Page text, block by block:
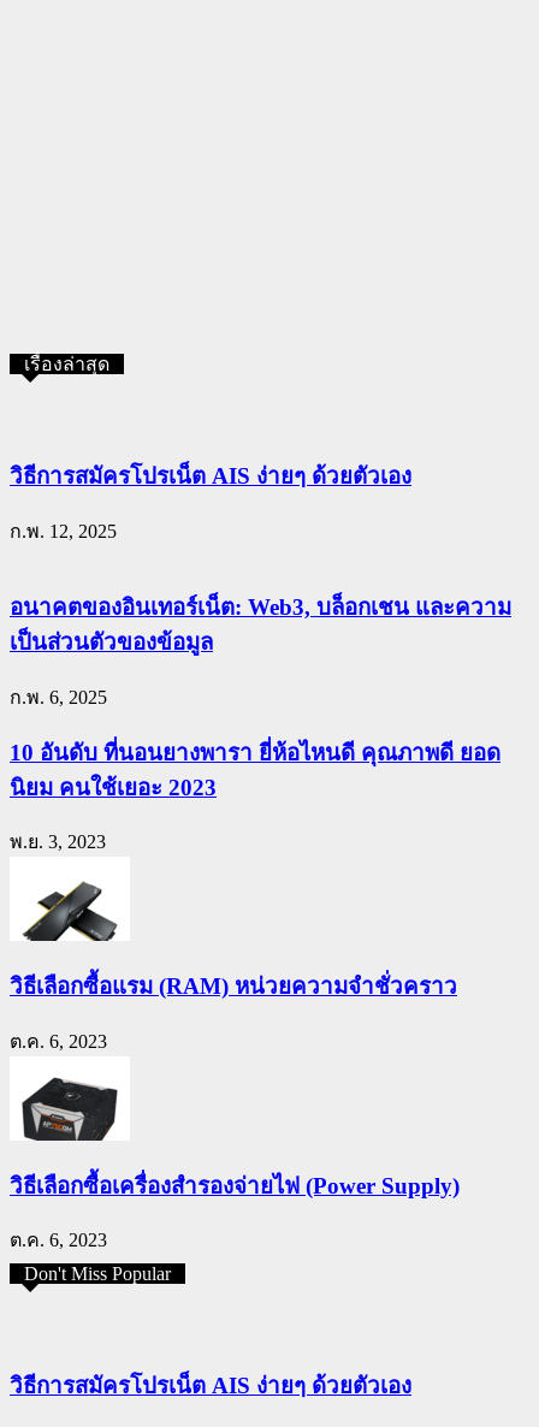
เรื่องล่าสุด
วิธีการสมัครโปรเน็ต AIS ง่ายๆ ด้วยตัวเอง
ก.พ. 12, 2025
อนาคตของอินเทอร์เน็ต: Web3, บล็อกเชน และความ
เป็นส่วนตัวของข้อมูล
ก.พ. 6, 2025
10 อันดับ ที่นอนยางพารา ยี่ห้อไหนดี คุณภาพดี ยอด
นิยม คนใช้เยอะ 2023
พ.ย. 3, 2023
วิธีเลือกซื้อแรม (RAM) หน่วยความจำชั่วคราว
ต.ค. 6, 2023
วิธีเลือกซื้อเครื่องสำรองจ่ายไฟ (Power Supply)
ต.ค. 6, 2023
Don't Miss Popular
วิธีการสมัครโปรเน็ต AIS ง่ายๆ ด้วยตัวเอง